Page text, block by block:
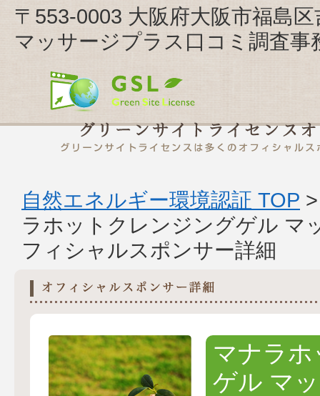
〒553-0003 大阪府大阪市福島
マッサージプラス口コミ調査事
自然エネルギー環境認証 TOP
ラホットクレンジングゲル
フィシャルスポンサー詳細
マナラ
ゲル マ